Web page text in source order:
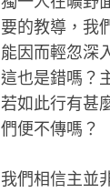
要的教導，我
能因而輕忽深
這也是錯嗎？
若如此行有甚
們便不傳嗎？
我們相信主並